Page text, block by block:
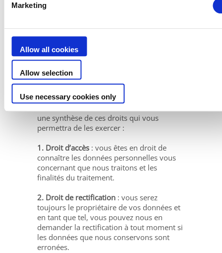
Marketing
Allow all cookies
Allow selection
Use necessary cookies only
6. Exercice des droits et
plaintes auprès de l’Agence
espagnole de protection des
données (AEPD)
Dans le cadre du traitement de vos
données personnelles FLUIDRA, la
législation en vigueur vous octroie une
une synthèse de ces droits qui vous
permettra de les exercer :
1. Droit d’accès: vous êtes en droit de
connaître les données personnelles vous
concernant que nous traitons et les
finalités du traitement.
2. Droit de rectification : vous serez
toujours le propriétaire de vos données et
en tant que tel, vous pouvez nous en
demander la rectification à tout moment si
les données que nous conservons sont
erronées.